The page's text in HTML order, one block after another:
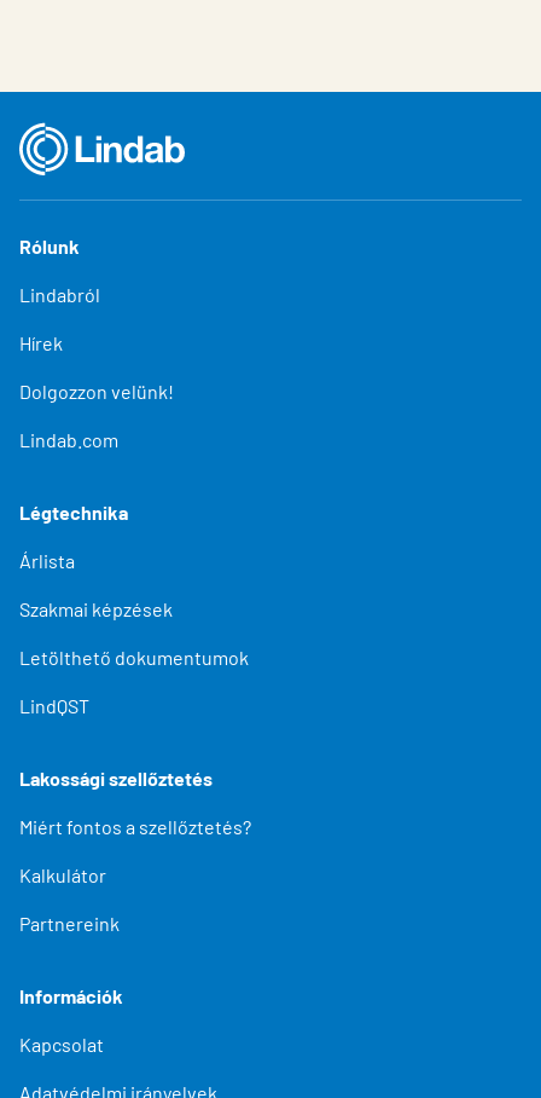
Rólunk
Lindabról
Hírek
Dolgozzon velünk!
Lindab.com
Légtechnika
Árlista
Szakmai képzések
Letölthető dokumentumok
LindQST
Lakossági szellőztetés
Miért fontos a szellőztetés?
Kalkulátor
Partnereink
Információk
Kapcsolat
Adatvédelmi irányelvek